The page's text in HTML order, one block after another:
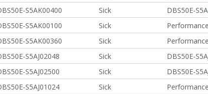
S5AK00400 Sick DBS50E-
S5AK00100 Sick
S5AK00360 Sick
S5AJ02048 Sick DBS50E-
S5AJ02500 Sick DBS50E-
S5AJ01024 Sick